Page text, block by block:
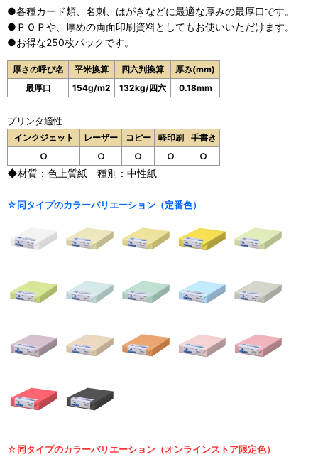
●各種カード類、名刺、はがきなどに最適な厚みの最厚口です。
●ＰＯＰや、厚めの両面印刷資料としてもお使いいただけます。
●お得な250枚パックです。
厚さの呼び名 平米換算 四六判換算
厚み(mm)
最厚口
154g/m2 132kg/四六 0.18mm
プリンタ適性
インクジェット レーザー コピー 軽印刷
手書き
○
○ ○ ○ ○
◆材質：色上質紙 種別：中性紙
☆同タイプのカラーバリエーション（定番色）
☆同タイプのカラーバリエーション（オンラインストア限定色）